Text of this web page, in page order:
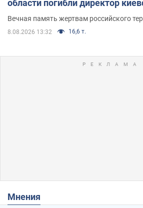
области погибли директор
муж и внук
Вечная память жертвам российского
8.08.2026 13:32 16,6 т.
Мнения